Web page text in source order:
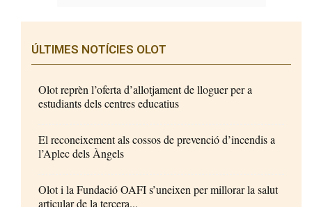
ÚLTIMES NOTÍCIES OLOT
Olot reprèn l’oferta d’allotjament de lloguer per a
estudiants dels centres educatius
El reconeixement als cossos de prevenció d’incendis a
l’Aplec dels Àngels
Olot i la Fundació OAFI s’uneixen per millorar la salut
articular de la tercera...